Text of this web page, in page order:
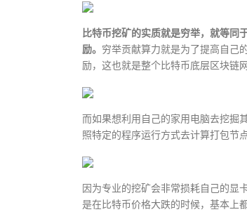
比特币挖矿的实质就是穷举，就等同
励。 穷举贡献算力就是为了提高自己
励，这也就是整个比特币底层区块链
而如果想利用自己的家用电脑去挖掘
照特定的程序运行方式去计算打包节
因为专业的挖矿会非常损耗自己的显
是在比特币价格大跌的时候，基本上